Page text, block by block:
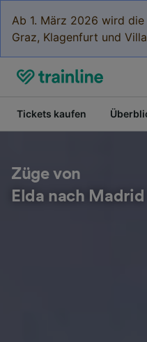
Ab 1. März 2026 wird
Graz, Klagenfurt und
Tickets kaufen
Züge von
Elda nach Madrid